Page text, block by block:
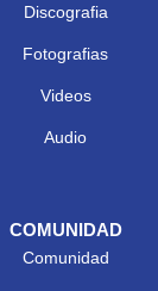
Discografia
Fotografias
Videos
Audio
COMUNIDAD
Comunidad